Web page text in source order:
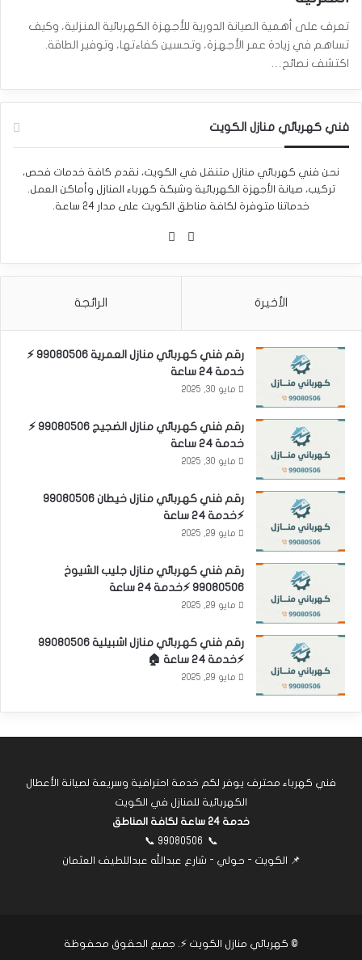
تعرف على أهمية الصيانة الدورية للأجهزة الكهربائية المنزلية، وكيف
تساهم في زيادة عمر الأجهزة، وتحسين كفاءتها، وتوفير الطاقة.
اكتشف نصائح…
فني كهربائي منازل الكويت
نحن فني كهربائي منازل متنقل في الكويت، نقدم كافة خدمات فحص،
تركيب، صيانة الأجهزة الكهربائية وشبكة كهرباء المنازل وأماكن العمل.
خدماتنا متوفرة لكافة مناطق الكويت على مدار 24 ساعة.
واتساب
الأخيرة الرائجة
رقم فني كهربائي منازل العمرية 99080506 ⚡
خدمة 24 ساعة
مايو 30, 2025
رقم فني كهربائي منازل الضجيج 99080506 ⚡
خدمة 24 ساعة
مايو 30, 2025
رقم فني كهربائي منازل خيطان 99080506
⚡خدمة 24 ساعة
مايو 29, 2025
رقم فني كهربائي منازل جليب الشيوخ
99080506 ⚡خدمة 24 ساعة
مايو 29, 2025
رقم فني كهربائي منازل اشبيلية 99080506
⚡خدمة 24 ساعة 🏠
مايو 29, 2025
فني كهرباء محترف يوفر لكم خدمة احترافية وسريعة لصيانة الأعطال
الكهربائية للمنازل في الكويت
خدمة 24 ساعة لكافة المناطق
📞
99080506
📞
📌 الكويت - حولي - شارع عبدالله عبداللطيف العثمان
© كهربائي منازل الكويت ⚡. جميع الحقوق محفوظة